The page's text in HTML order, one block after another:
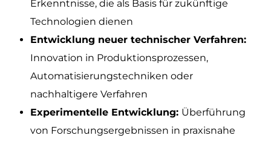
Erkenntnisse, die als Basis für zukünftige
Technologien dienen
Entwicklung neuer technischer Verfahren:
Innovation in Produktionsprozessen,
Automatisierungstechniken oder
nachhaltigere Verfahren
Experimentelle Entwicklung: Überführung
von Forschungsergebnissen in praxisnahe